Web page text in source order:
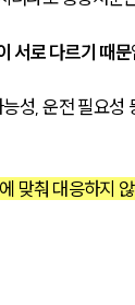
서로 다르기 때문
성, 운전 필요
맞춰 대응하지